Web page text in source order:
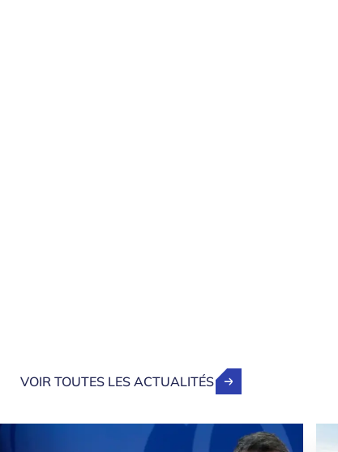
VOIR TOUTES LES ACTUALITÉS